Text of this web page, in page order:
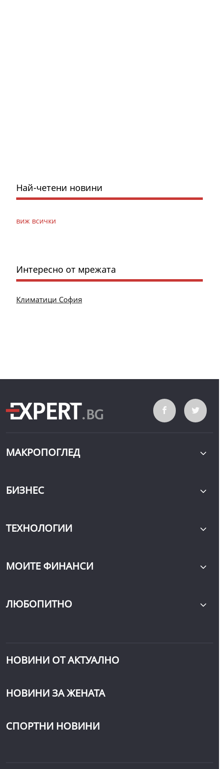
Най-четени новини
виж всички
Интересно от мрежата
Климатици София
МАКРОПОГЛЕД
БИЗНЕС
ТЕХНОЛОГИИ
МОИТЕ ФИНАНСИ
ЛЮБОПИТНО
НОВИНИ ОТ АКТУАЛНО
НОВИНИ ЗА ЖЕНАТА
СПОРТНИ НОВИНИ